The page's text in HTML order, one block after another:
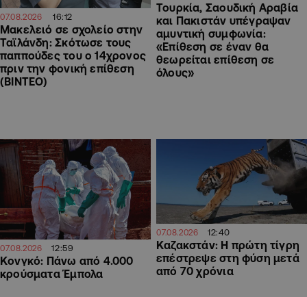
07.08.2026 16:12
Μακελειό σε σχολείο στην
Ταϊλάνδη: Σκότωσε τους
παππούδες του ο 14χρονος
πριν την φονική επίθεση
(ΒΙΝΤΕΟ)
Τουρκία, Σαουδική Αραβία
και Πακιστάν υπέγραψαν
αμυντική συμφωνία:
«Επίθεση σε έναν θα
θεωρείται επίθεση σε
όλους»
07.08.2026 12:59
Κονγκό: Πάνω από 4.000
κρούσματα Έμπολα
07.08.2026 12:40
Καζακστάν: Η πρώτη τίγρη
επέστρεψε στη φύση μετά
από 70 χρόνια